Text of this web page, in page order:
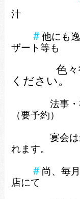
＃ 他にも
ザート等も
色々
ください。
法事・祝事
（要予約）
宴会は最大
れます。
＃ 尚、毎月
店にて